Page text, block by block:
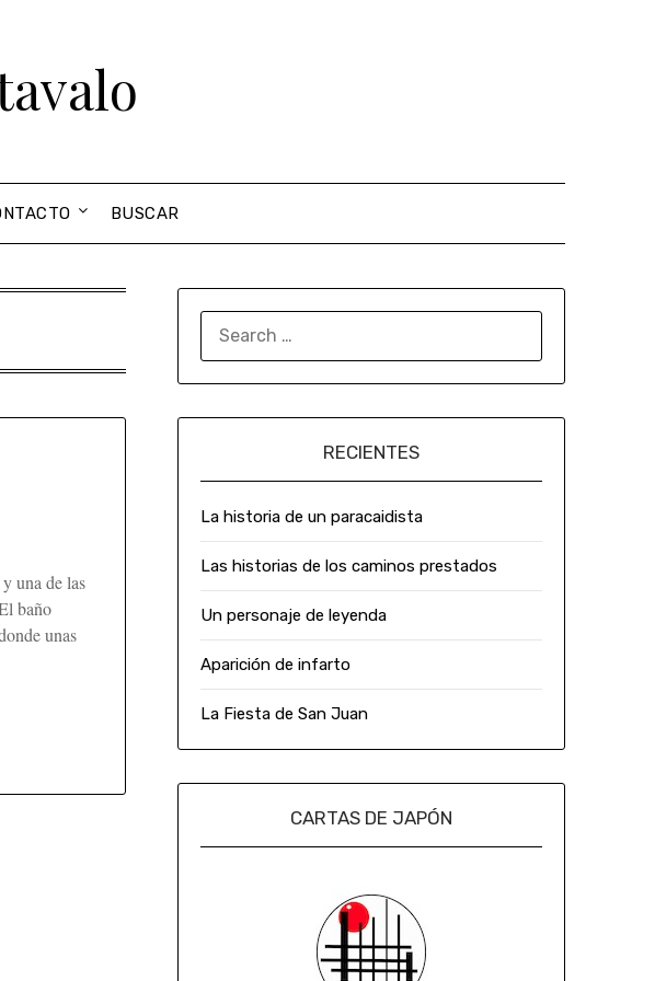
BUSCAR
una de las
baño
unas
RECIENTES
La historia de un paracaidista
Las historias de los caminos prestados
Un personaje de leyenda
Aparición de infarto
La Fiesta de San Juan
CARTAS DE JAPÓN